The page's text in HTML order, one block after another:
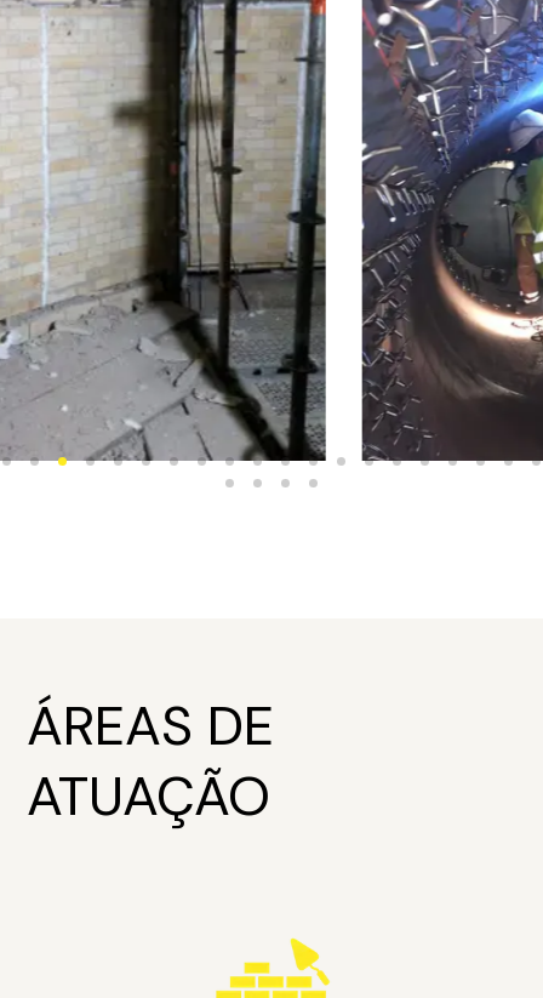
ÁREAS DE
ATUAÇÃO